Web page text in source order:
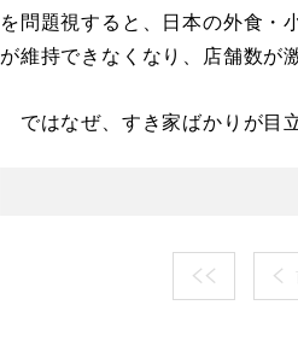
を問題視すると、日本の外食・
が維持できなくなり、店舗数が
ではなぜ、すき家ばかりが目